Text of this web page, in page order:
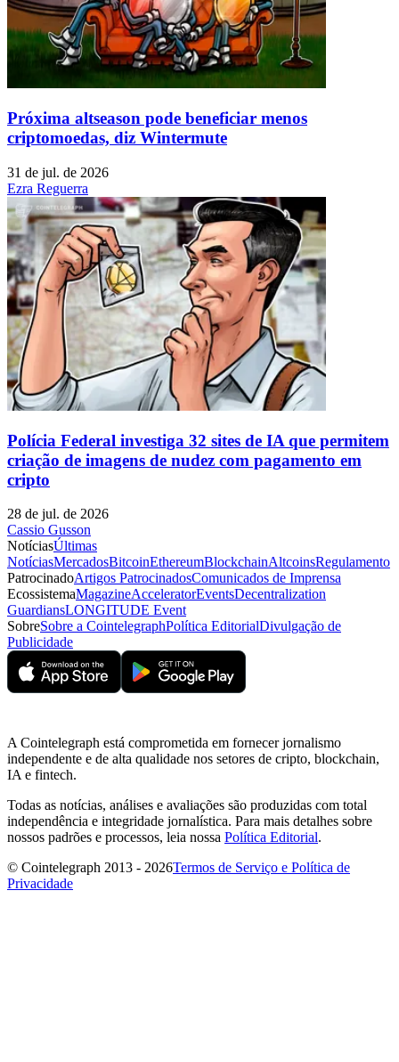
Próxima altseason pode beneficiar menos
criptomoedas, diz Wintermute
31 de jul. de 2026
Ezra Reguerra
Polícia Federal investiga 32 sites de IA que permitem
criação de imagens de nudez com pagamento em
cripto
28 de jul. de 2026
Cassio Gusson
NotíciasÚltimas
NotíciasMercadosBitcoinEthereumBlockchainAltcoinsRegulamento
PatrocinadoArtigos PatrocinadosComunicados de Imprensa
EcossistemaMagazineAcceleratorEventsDecentralization
GuardiansLONGITUDE Event
SobreSobre a CointelegraphPolítica EditorialDivulgação de
Publicidade
A Cointelegraph está comprometida em fornecer jornalismo
independente e de alta qualidade nos setores de cripto, blockchain,
IA e fintech.
Todas as notícias, análises e avaliações são produzidas com total
independência e integridade jornalística. Para mais detalhes sobre
nossos padrões e processos, leia nossa Política Editorial.
© Cointelegraph 2013 - 2026Termos de Serviço e Política de
Privacidade